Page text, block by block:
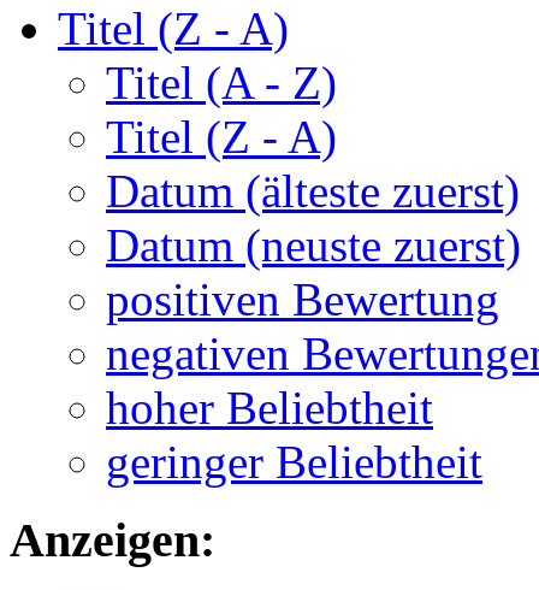
Titel (Z - A)
Titel (A - Z)
Titel (Z - A)
Datum (älteste zuerst)
Datum (neuste zuerst)
positiven Bewertung
negativen
hoher Beliebtheit
geringer Beliebtheit
Anzeigen: